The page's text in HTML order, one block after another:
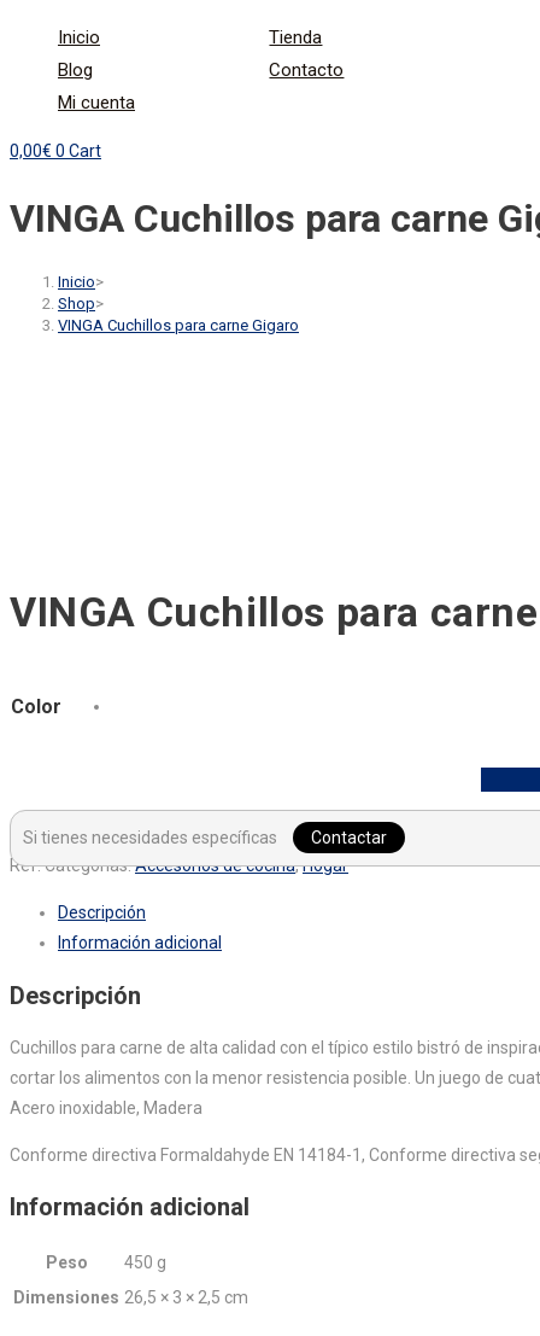
Inicio
Tienda
Blog
Contacto
Mi cuenta
0,00€ 0 Cart
VINGA Cuchillos para carne
Inicio>
Shop>
VINGA Cuchillos para carne Gigaro
VINGA Cuchillos para
Color
Si tienes necesidades específicas
Contactar
Ref:Categorías:Accesorios de cocina,Hogar
Descripción
Información adicional
Descripción
Cuchillos para carne de alta calidad con el típico estilo bistró de
cortar los alimentos con la menor resistencia posible. Un juego de
Acero inoxidable, Madera
Conforme directiva Formaldahyde EN 14184-1, Conforme directiva
Información adicional
Peso
450 g
Dimensiones 26,5 × 3 × 2,5 cm